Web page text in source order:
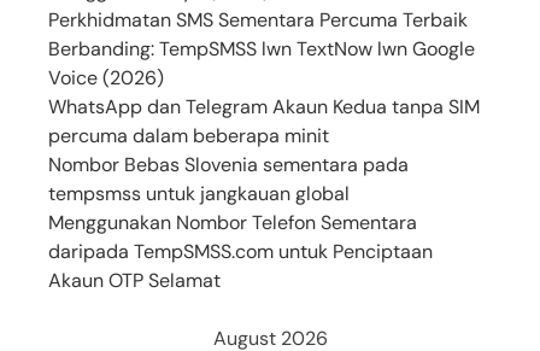
Perkhidmatan SMS Sementara Percuma Terbaik
Berbanding: TempSMSS lwn TextNow lwn Google
Voice (2026)
WhatsApp dan Telegram Akaun Kedua tanpa SIM
percuma dalam beberapa minit
Nombor Bebas Slovenia sementara pada
tempsmss untuk jangkauan global
Menggunakan Nombor Telefon Sementara
daripada TempSMSS.com untuk Penciptaan
Akaun OTP Selamat
August 2026